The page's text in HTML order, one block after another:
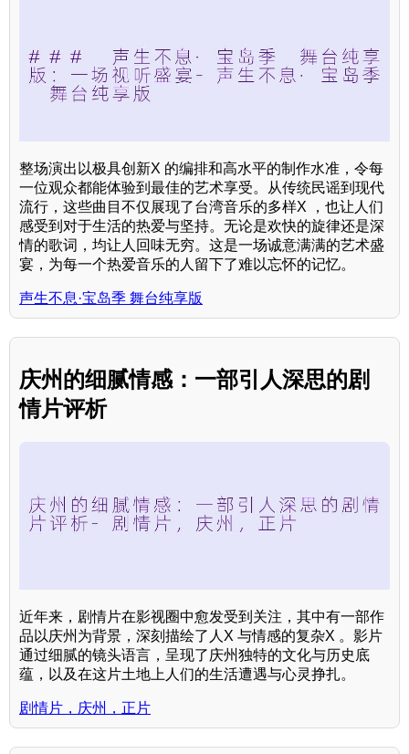
整场演出以极具创新X 的编排和高水平的制作水准，令每
一位观众都能体验到最佳的艺术享受。从传统民谣到现代
流行，这些曲目不仅展现了台湾音乐的多样X ，也让人们
感受到对于生活的热爱与坚持。无论是欢快的旋律还是深
情的歌词，均让人回味无穷。这是一场诚意满满的艺术盛
宴，为每一个热爱音乐的人留下了难以忘怀的记忆。
声生不息·宝岛季 舞台纯享版
庆州的细腻情感：一部引人深思的剧
情片评析
近年来，剧情片在影视圈中愈发受到关注，其中有一部作
品以庆州为背景，深刻描绘了人X 与情感的复杂X 。影片
通过细腻的镜头语言，呈现了庆州独特的文化与历史底
蕴，以及在这片土地上人们的生活遭遇与心灵挣扎。
剧情片，庆州，正片